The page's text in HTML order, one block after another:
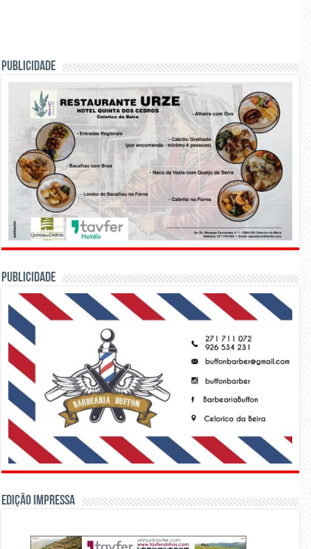
PUBLICIDADE
PUBLICIDADE
Edição Impressa